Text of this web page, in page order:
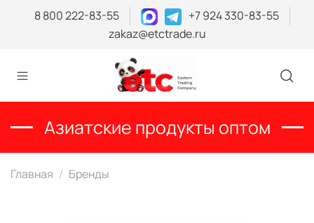
8 800 222-83-55
+7 924 330-83-55
zakaz@etctrade.ru
Азиатские продукты оптом
Главная Бренды